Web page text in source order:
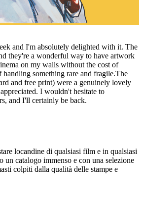
and I'm absolutely delighted with it. The
they're a wonderful way to have artwork
on my walls without the cost of
something rare and fragile.The
and free print) were a genuinely lovely
I wouldn't hesitate to
and I'll certainly be back.
locandine di qualsiasi film e in qualsiasi
un catalogo immenso e con una selezione
colpiti dalla qualità delle stampe e